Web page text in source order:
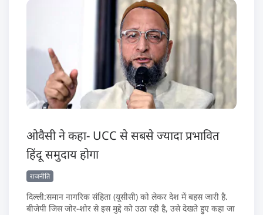
ओवैसी ने कहा- UCC से सबसे ज्यादा प्रभावित
हिंदू समुदाय होगा
राजनीति
दिल्ली:समान नागरिक संहिता (यूसीसी) को लेकर देश में बहस जारी है.
बीजेपी जिस जोर-शोर से इस मुद्दे को उठा रही है, उसे देखते हुए कहा जा